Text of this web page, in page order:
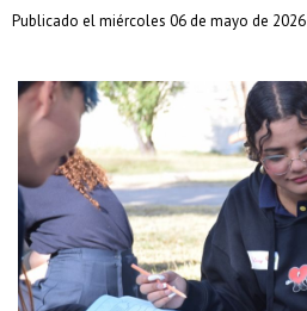
Publicado el miércoles 06 de mayo de 2026